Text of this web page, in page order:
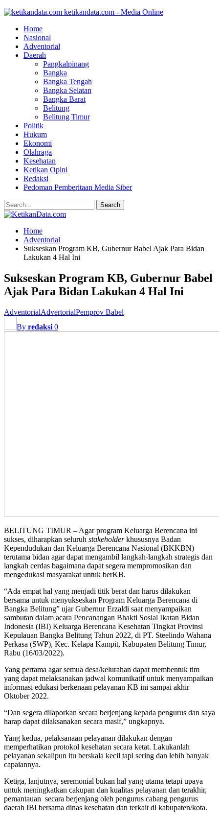
ketikandata.com - Media Online
Home
Nasional
Adventorial
Daerah
Pangkalpinang
Bangka
Bangka Tengah
Bangka Selatan
Bangka Barat
Belitung
Belitung Timur
Politik
Hukum
Ekonomi
Olahraga
Kesehatan
Ketikan Opini
Redaksi
Pedoman Pemberitaan Media Siber
Home
Adventorial
Sukseskan Program KB, Gubernur Babel Ajak Para Bidan
Lakukan 4 Hal Ini
Sukseskan Program KB, Gubernur Babel
Ajak Para Bidan Lakukan 4 Hal Ini
AdventorialAdvertorialPemprov Babel
By redaksi 0
BELITUNG TIMUR – Agar program Keluarga Berencana ini
sukses, diharapkan seluruh stakeholderkhususnya Badan
Kependudukan dan Keluarga Berencana Nasional (BKKBN)
terutama bidan agar dapat mengambil langkah-langkah strategis dan
langkah cerdas bagaimana dapat segera mempromosikan dan
mengedukasi masyarakat untuk berKB.
“Ada empat hal yang menjadi titik berat dan harus dilakukan
bersama untuk menyukseskan Program Keluarga Berencana di
Bangka Belitung” ujar Gubernur Erzaldi saat menyampaikan
sambutan dalam acara Pencanangan Bhakti Sosial Ikatan Bidan
Indonesia (IBI) Keluarga Berencana Kesehatan Tingkat Provinsi
Kepulauan Bangka Belitung Tahun 2022, di PT. Steelindo Wahana
Perkasa (SWP), Kec. Kelapa Kampit, Kabupaten Belitung Timur,
Rabu (16/03/2022).
Yang pertama agar semua desa/kelurahan dapat membentuk tim
yang dapat melaksanakan jadwal komunikatif untuk menyampaikan
informasi edukasi berkenaan pelayanan KB ini sampai akhir
Oktober 2022.
“Dan segera dilaporkan secara berjenjang kepada pengurus dan saya
harap dapat dilaksanakan secara masif,” ungkapnya.
Yang kedua, pelaksanaan pelayanan dilakukan dengan
memperhatikan protokol kesehatan secara ketat. Lakukanlah
pelayanan sekalipun itu berskala kecil tapi sering dan lebih banyak
capaiannya.
Ketiga, lanjutnya, seremonial bukan hal yang utama tetapi upaya
untuk meningkatkan cakupan dan kualitas pelayanan dan terakhir,
pemantauan secara berjenjang oleh pengurus cabang pengurus
daerah IBI bersama dinas kesehatan dan terkait di kabupaten/kota.